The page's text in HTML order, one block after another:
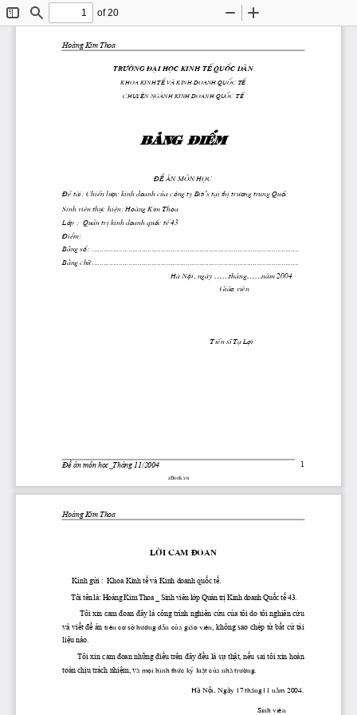
ToggleFind
of 20
Zoom
Hoàng Kim Thoa
Đề án môn học_Tháng 11/2004 1
tr­êng ®¹i häc kinh tÕ quèc d©n
khoa kinh tÕ vμ kinh doanh quèc tÕ
chuyªn ngμnh Kinh doanh Quèc tÕ
b¶ng ®iÓm
®Ò  ̧n m«n häc
®Ò tμi: ChiÕn l­îc kinh doanh cña c«ng ty Biti’s t¹i thÞ tr­¬ng trung Quèc
sinh viªn thùc hiÖn: Hoμng Kim Thoa
Líp :  Qu¶n trÞ kinh doanh quèc tÕ 43
§iÓm:
B»ng sè:  ............................................................................................................
B»ng ch÷ ............................................................................................................
Hμ Néi, ngμy
......th ̧ng...... n ̈m 2004
Gi ̧o viªn
                     TiÕn sÜ T¹ Lîi
zBook.vn
Hoàng Kim Thoa
Lêi cam ®oan
     Kính
gửi :  Khoa Kinh tế và Kinh doanh quốc tế.
     Tôi tên là: Hoàng Kim Thoa _ Sinh viên l
ớp Quản trị Kinh doanh Quốc tế 43.
         Tôi xin cam
đoan đây là công trình nghiên cứu của tôi do tôi nghiên cứu
và viết đề án trªn c¬ së h­íng dÉn cña gi ̧o viªn , không sao chép từ bất cứ tài
liệu nào.
        Tôi xin cam
đoan những điều trên đây đều là sự thật, nếu sai tôi xin hoàn
toàn chịu trách nhiệm, vμ mäi h×nh thøc kû luËt cña nhμ tr­êng.
Hà Nội, Ngày 17th ̧ng11 n ̈m 2004.
                                                                                                      Sinh viªn